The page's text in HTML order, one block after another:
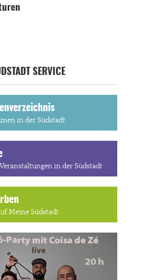
SERVICE
in der Südstadt
in der Südstadt
Meine Südstadt